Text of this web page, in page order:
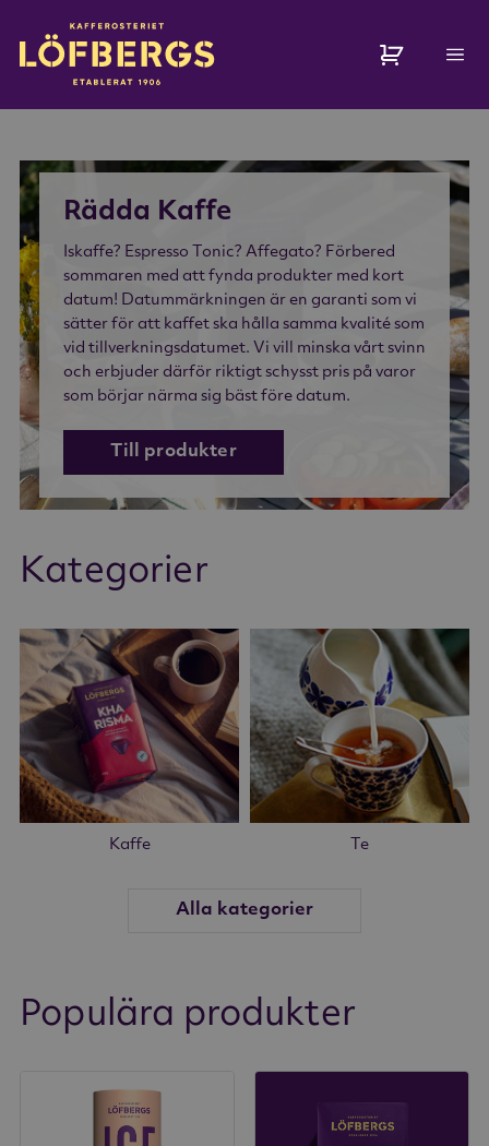
Löfbergs Shop
Rädda Kaffe
Iskaffe? Espresso Tonic? Affegato? Förbered
sommaren med att fynda produkter med kort
datum! Datummärkningen är en garanti som vi
sätter för att kaffet ska hålla samma kvalité som
vid tillverkningsdatumet. Vi vill minska vårt svinn
och erbjuder därför riktigt schysst pris på varor
som börjar närma sig bäst före datum.
Till produkter
Kategorier
Kaffe Te
Alla kategorier
Populära produkter